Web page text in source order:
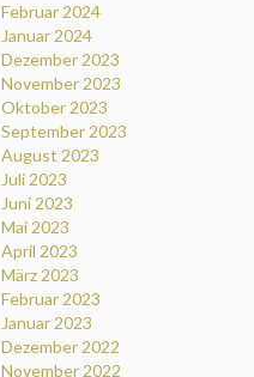
Februar 2024
Januar 2024
Dezember 2023
November 2023
Oktober 2023
September 2023
August 2023
Juli 2023
Juni 2023
Mai 2023
April 2023
März 2023
Februar 2023
Januar 2023
Dezember 2022
November 2022